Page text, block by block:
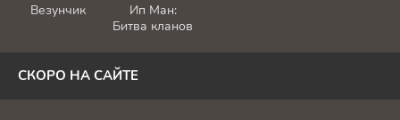
Везунчик
Ип Ман:
Битва кланов
СКОРО НА САЙТЕ